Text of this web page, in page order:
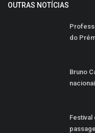
OUTRAS NOTÍCIAS
do
Bruno
Festival